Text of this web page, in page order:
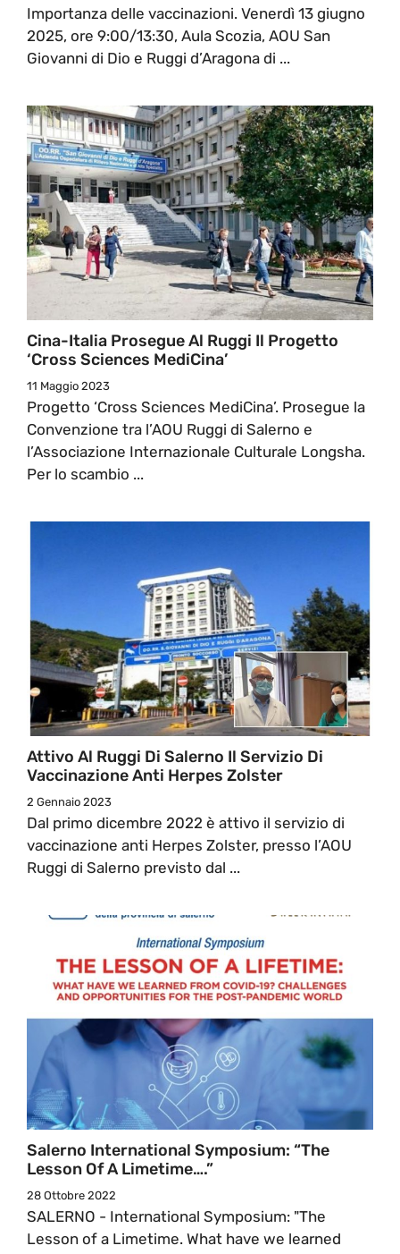
Importanza delle vaccinazioni. Venerdì 13 giugno
2025, ore 9:00/13:30, Aula Scozia, AOU San
Giovanni di Dio e Ruggi d’Aragona di ...
Cina-Italia Prosegue Al Ruggi Il Progetto
‘Cross Sciences MediCina’
11 Maggio 2023
Progetto ‘Cross Sciences MediCina’. Prosegue la
Convenzione tra l’AOU Ruggi di Salerno e
l’Associazione Internazionale Culturale Longsha.
Per lo scambio ...
Attivo Al Ruggi Di Salerno Il Servizio Di
Vaccinazione Anti Herpes Zolster
2 Gennaio 2023
Dal primo dicembre 2022 è attivo il servizio di
vaccinazione anti Herpes Zolster, presso l’AOU
Ruggi di Salerno previsto dal ...
Salerno International Symposium: “The
Lesson Of A Limetime….”
28 Ottobre 2022
SALERNO - International Symposium: "The
Lesson of a Limetime. What have we learned